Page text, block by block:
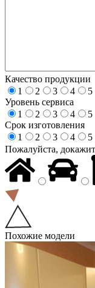
Качество продукции
1
2 3 4
5
Уровень сервиса
1
2 3 4
5
Срок изготовления
1
2 3 4
5
Пожалуйста,
Похожие модели